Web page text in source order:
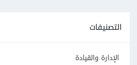
التصنيفات
الإدارة والقيادة